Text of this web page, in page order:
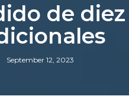
de
September 12, 2023